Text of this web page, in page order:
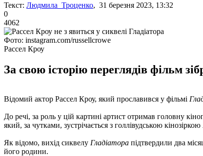
Текст: Людмила Троценко, 31 березня 2023, 13:32
0
4062
Фото: instagram.com/russellcrowe
Рассел Кроу
За свою історію переглядів фільм
Відомий актор Рассел Кроу, який прославився у фільмі
До речі, за роль у цій картині артист отримав головну
який, за чутками, зустрічається з голлівудською
Як відомо, вихід сиквелу Гладіатора підтвердили два
його родини.